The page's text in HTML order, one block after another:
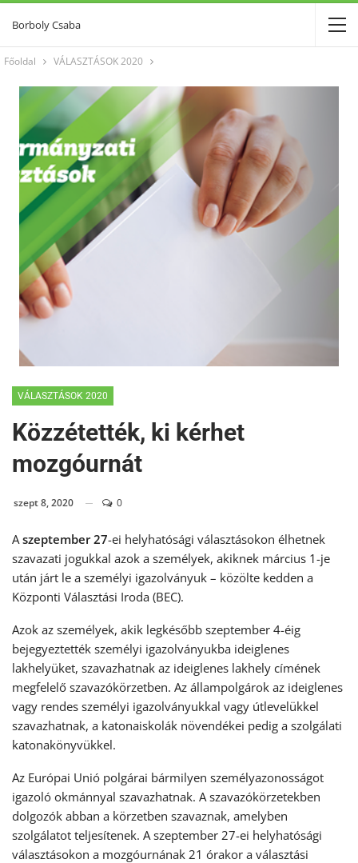
Borboly Csaba
Főoldal VÁLASZTÁSOK 2020
VÁLASZTÁSOK 2020
Közzétették, ki kérhet
mozgóurnát
szept 8, 2020 0
Aszeptember 27-ei helyhatósági választásokon élhetnek
szavazati jogukkal azok a személyek, akiknek március 1-je
után járt le a személyi igazolványuk – közölte kedden a
Központi Választási Iroda (BEC).
Azok az személyek, akik legkésőbb szeptember 4-éig
bejegyeztették személyi igazolványukba ideiglenes
lakhelyüket, szavazhatnak az ideiglenes lakhely címének
megfelelő szavazókörzetben. Az állampolgárok az ideiglenes
vagy rendes személyi igazolványukkal vagy útlevelükkel
szavazhatnak, a katonaiskolák növendékei pedig a szolgálati
katonakönyvükkel.
Az Európai Unió polgárai bármilyen személyazonosságot
igazoló okmánnyal szavazhatnak. A szavazókörzetekben
dolgozók abban a körzetben szavaznak, amelyben
szolgálatot teljesítenek. A szeptember 27-ei helyhatósági
választásokon a mozgóurnának 21 órakor a választási